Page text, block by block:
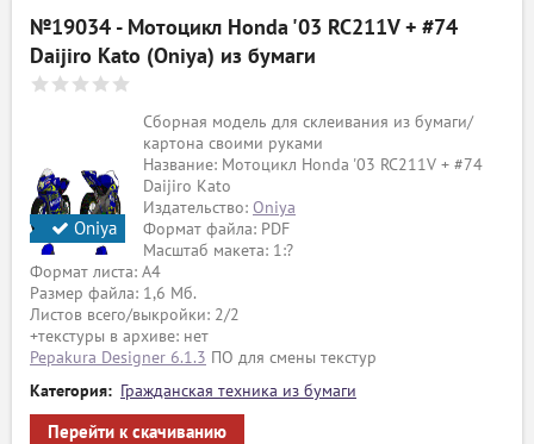
№19034 - Мотоцикл Honda '03 RC211V + #74
Daijiro Kato (Oniya) из бумаги
Oniya
Сборная модель для склеивания из бумаги/
картона своими руками
Название: Мотоцикл Honda '03 RC211V + #74
Daijiro Kato
Издательство: Oniya
Формат файла: PDF
Масштаб макета: 1:?
Формат листа: А4
Размер файла: 1,6 Мб.
Листов всего/выкройки: 2/2
+текстуры в архиве: нет
Pepakura Designer 6.1.3 ПО для смены текстур
Категория: Гражданская техника из бумаги
Перейти к скачиванию